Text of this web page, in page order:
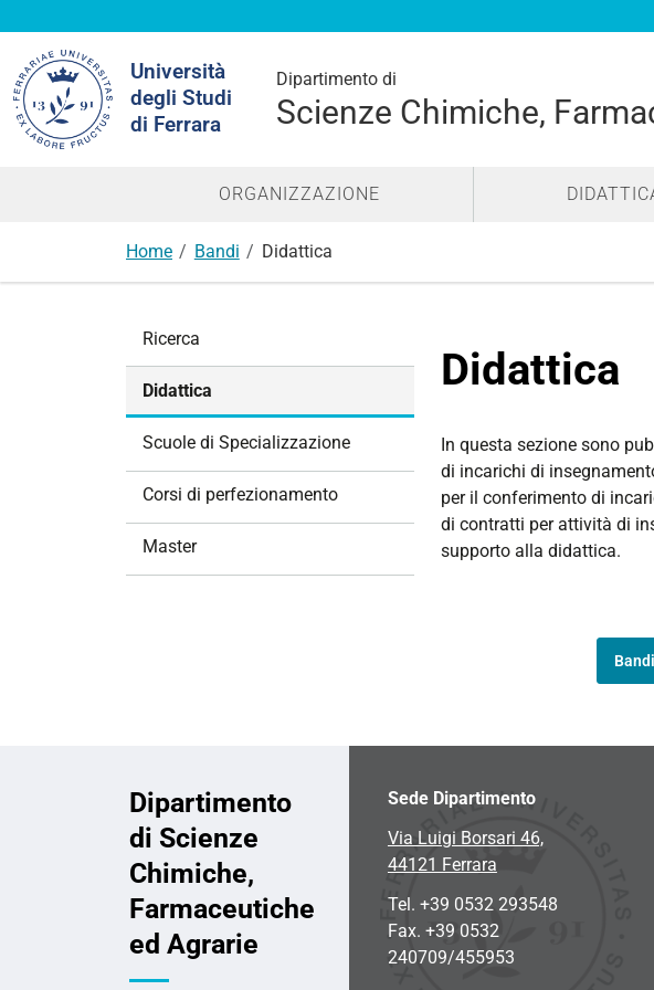
Università
degli Studi
di Ferrara
Dipartimento di
Scienze Chimiche,
nel
sito
ORGANIZZAZIONE
Home Bandi Didattica
Didattica
In questa sezione sono
di incarichi di
per il conferimento di
di contratti per attività di
supporto alla didattica.
Ricerca
Didattica
Scuole di Specializzazione
Corsi di perfezionamento
Master
Dipartimento
di Scienze
Chimiche,
Farmaceutiche
ed Agrarie
Sede Dipartimento
Via Luigi Borsari 46,
44121 Ferrara
Tel. +39 0532 293548
Fax. +39 0532
240709/455953